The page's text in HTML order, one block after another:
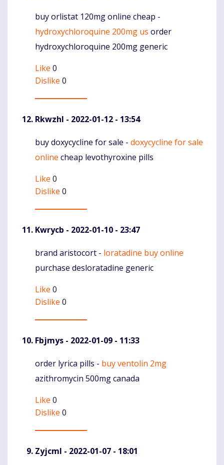
Komentaras
buy orlistat 120mg online cheap -
hydroxychloroquine 200mg us order
hydroxychloroquine 200mg generic
Like 0
Dislike 0
Rkwzhl - 2022-01-12 - 13:54
Komentaras
buy doxycycline for sale - doxycycline for sale
online cheap levothyroxine pills
Like 0
Dislike 0
Kwrycb - 2022-01-10 - 23:47
Komentaras
brand aristocort - loratadine buy online
purchase desloratadine generic
Like 0
Dislike 0
Fbjmys - 2022-01-09 - 11:33
Komentaras
order lyrica pills - buy ventolin 2mg
azithromycin 500mg canada
Like 0
Dislike 0
Zyjcml - 2022-01-07 - 18:01